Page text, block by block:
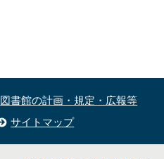
図書館の計画・規定・広報等
サイトマップ